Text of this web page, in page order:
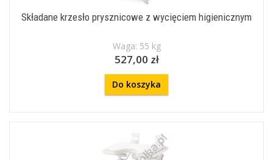
Składane krzesło prysznicowe z wycięciem higienicznym
Waga: 55 kg
527,00 zł
Do koszyka